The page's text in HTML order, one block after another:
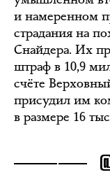
и намеренном
страдания на
Снайдера. Их
штраф в 10,9
счёте
присудил им
в размере 16